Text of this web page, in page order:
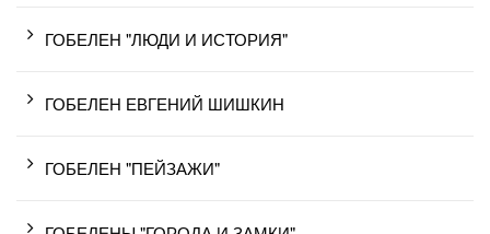
ГОБЕЛЕН "ЛЮДИ И ИСТОРИЯ"
ГОБЕЛЕН ЕВГЕНИЙ ШИШКИН
ГОБЕЛЕН "ПЕЙЗАЖИ"